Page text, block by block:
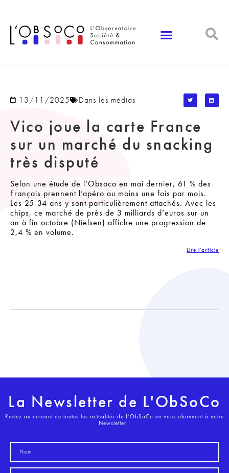
13/11/2025 Dans les médias
Vico joue la carte France
sur un marché du snacking
très disputé
Selon une étude de l’Obsoco en mai dernier, 61 % des
Français prennent l’apéro au moins une fois par mois.
Les 25-34 ans y sont particulièrement attachés. Avec les
chips, ce marché de près de 3 milliards d’euros sur un
an à fin octobre (Nielsen) affiche une progression de
2,4 % en volume.
Lire l'article
La Newsletter de L'ObSoCo
Restez au courant de toutes les actualités de L'ObSoCo en vous abonnant à notre
Newsletter !